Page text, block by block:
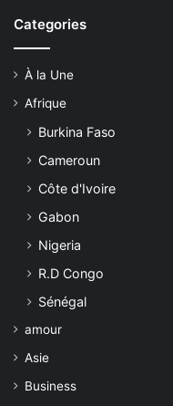
Categories
À la Une
Afrique
Burkina Faso
Cameroun
Côte d'Ivoire
Gabon
Nigeria
R.D Congo
Sénégal
amour
Asie
Business